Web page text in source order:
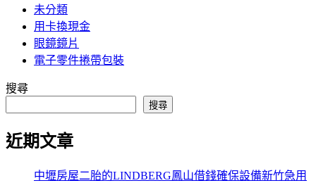
未分類
用卡換現金
眼鏡鏡片
電子零件捲帶包裝
搜尋
搜尋
近期文章
中壢房屋二胎的LINDBERG鳳山借錢確保設備新竹急用